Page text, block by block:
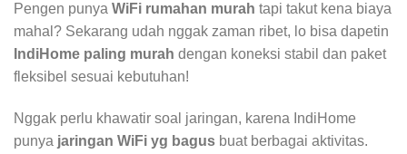
Pengen punya WiFi rumahan murah tapi takut kena biaya
mahal? Sekarang udah nggak zaman ribet, lo bisa dapetin
IndiHome paling murah dengan koneksi stabil dan paket
fleksibel sesuai kebutuhan!
Nggak perlu khawatir soal jaringan, karena IndiHome
punya jaringan WiFi yg bagus buat berbagai aktivitas.